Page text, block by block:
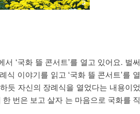
‘국화 뜰 콘서트’를 열고 있어요. 벌써
이야기를 읽고 ‘국화 뜰 콘서트’를 열
듯 자신의 장례식을 열었다는 내용이었
번은 보고 살자 는 마음으로 국화를 직